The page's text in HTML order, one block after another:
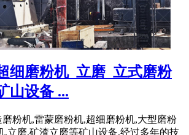
细磨粉机_立磨_立式磨粉
山设备 ...
粉机,雷蒙磨粉机,超细磨粉机,大型磨粉
,立磨,矿渣立磨等矿山设备,经过多年的技